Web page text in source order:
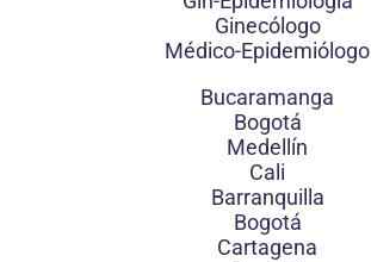
Ginecólogo
Médico-Epidemiólogo
Bucaramanga
Bogotá
Medellín
Cali
Barranquilla
Bogotá
Cartagena